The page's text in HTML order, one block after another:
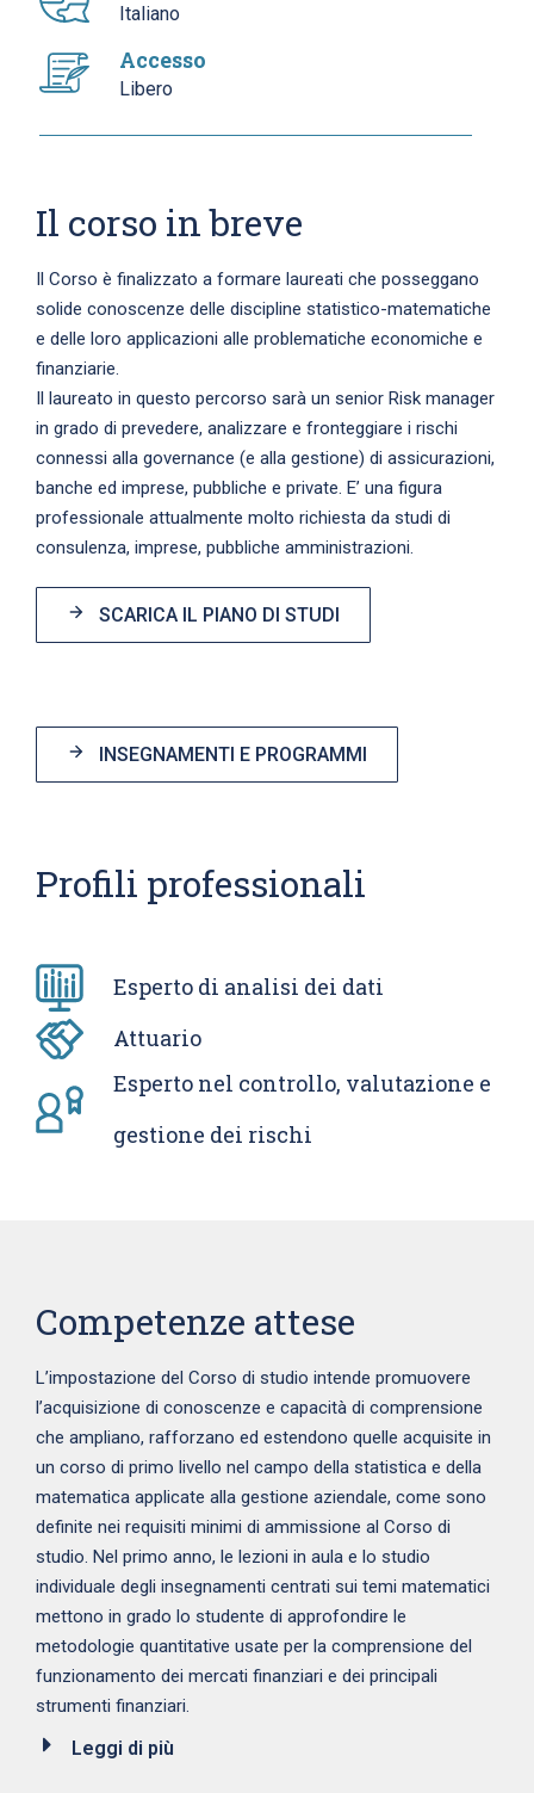
Italiano
Accesso
Libero
Il corso in breve
Il Corso è finalizzato a formare laureati che posseggano
solide conoscenze delle discipline statistico-matematiche
e delle loro applicazioni alle problematiche economiche e
finanziarie.
Il laureato in questo percorso sarà un senior Risk manager
in grado di prevedere, analizzare e fronteggiare i rischi
connessi alla governance (e alla gestione) di assicurazioni,
banche ed imprese, pubbliche e private. E’ una figura
professionale attualmente molto richiesta da studi di
consulenza, imprese, pubbliche amministrazioni.
SCARICA IL PIANO DI STUDI
INSEGNAMENTI E PROGRAMMI
Profili professionali
Esperto di analisi dei dati
Attuario
Esperto nel controllo, valutazione e
gestione dei rischi
Competenze attese
L’impostazione del Corso di studio intende promuovere
l’acquisizione di conoscenze e capacità di comprensione
che ampliano, rafforzano ed estendono quelle acquisite in
un corso di primo livello nel campo della statistica e della
matematica applicate alla gestione aziendale, come sono
definite nei requisiti minimi di ammissione al Corso di
studio. Nel primo anno, le lezioni in aula e lo studio
individuale degli insegnamenti centrati sui temi matematici
mettono in grado lo studente di approfondire le
metodologie quantitative usate per la comprensione del
funzionamento dei mercati finanziari e dei principali
strumenti finanziari.
Leggi di più